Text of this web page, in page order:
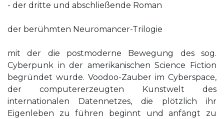
- der dritte und abschließende Roman
der berühmten Neuromancer-Trilogie
mit der die postmoderne Bewegung des sog.
Cyberpunk in der amerikanischen Science Fiction
begründet wurde. Voodoo-Zauber im Cyberspace,
der computererzeugten Kunstwelt des
internationalen Datennetzes, die plötzlich ihr
Eigenleben zu führen beginnt und anfängt zu